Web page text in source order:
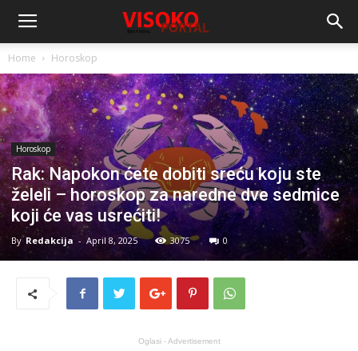
Home Horoskop
Horoskop
Rak: Napokon ćete dobiti sreću koju ste
želeli – horoskop za naredne dve sedmice
koji će vas usrećiti!
By Redakcija - April 8, 2025 3075 0
Oglasi - Advertisement